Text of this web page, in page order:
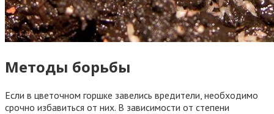
Методы борьбы
Если в цветочном горшке завелись вредители, необходимо
срочно избавиться от них. В зависимости от степени